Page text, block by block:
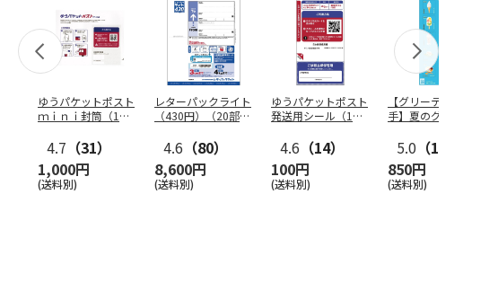
ゆうパケットポスト
ｍｉｎｉ封筒（1個
4.7 （31）
1,000円
(送料別)
レターパックライト
（430円）（20部セ
4.6 （80）
8,600円
(送料別)
ゆうパケットポスト
発送用シール（1個
4.6 （14）
100円
(送料別)
【グリーティング切
手】夏のグリーティ
5.0 （10）
850円
(送料別)